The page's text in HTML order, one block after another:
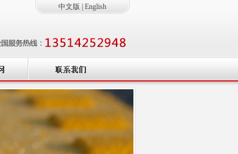
中文版 English